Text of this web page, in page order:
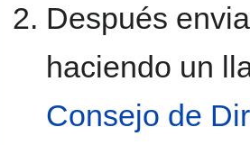
Después
haciendo un
Consejo de